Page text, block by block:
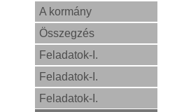
A kormány
Összegzés
Feladatok-I.
Feladatok-I.
Feladatok-I.